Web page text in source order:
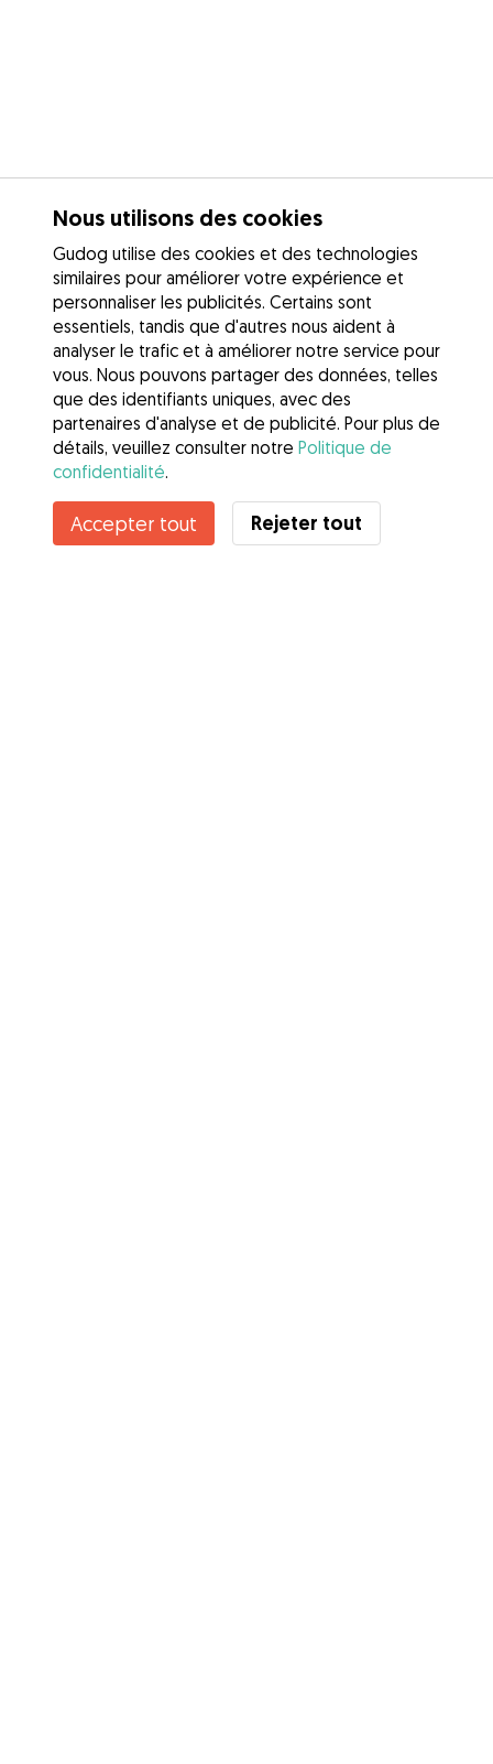
Nous utilisons des cookies
Gudog utilise des cookies et des technologies
similaires pour améliorer votre expérience et
personnaliser les publicités. Certains sont
essentiels, tandis que d'autres nous aident à
analyser le trafic et à améliorer notre service pour
vous. Nous pouvons partager des données, telles
que des identifiants uniques, avec des
partenaires d'analyse et de publicité. Pour plus de
détails, veuillez consulter notre Politique de
confidentialité.
Accepter tout Rejeter tout